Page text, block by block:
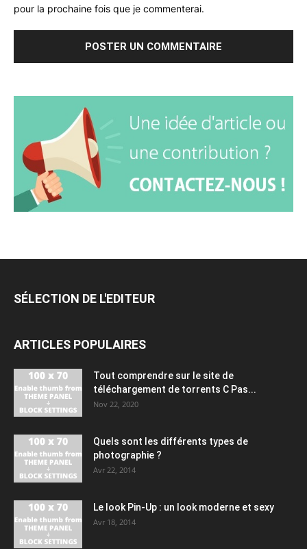
pour la prochaine fois que je commenterai.
SÉLECTION DE L'EDITEUR
ARTICLES POPULAIRES
Tout comprendre sur le site de
téléchargement de torrents C Pas...
Nov 22, 2020
Quels sont les différents types de
photographie ?
Avr 22, 2014
Le look Pin-Up : un look moderne et sexy
Avr 18, 2014